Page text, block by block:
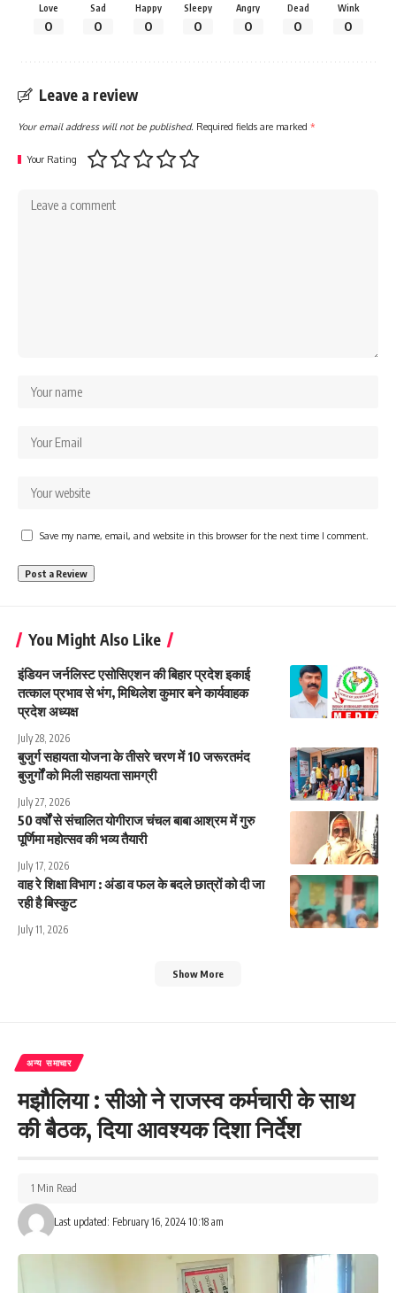
Love
0
Sad
0
Happy
0
Sleepy
0
Angry
0
Dead
0
Wink
0
Leave a review
Your email address will not be published. Required fields are marked *
Your Rating
Save my name, email, and website in this browser for the next time I comment.
You Might Also Like
इंडियन जर्नलिस्ट एसोसिएशन की बिहार प्रदेश इकाई
तत्काल प्रभाव से भंग, मिथिलेश कुमार बने कार्यवाहक
प्रदेश अध्यक्ष
July 28, 2026
बुजुर्ग सहायता योजना के तीसरे चरण में 10 जरूरतमंद
बुजुर्गों को मिली सहायता सामग्री
July 27, 2026
50 वर्षों से संचालित योगीराज चंचल बाबा आश्रम में गुरु
पूर्णिमा महोत्सव की भव्य तैयारी
July 17, 2026
वाह रे शिक्षा विभाग : अंडा व फल के बदले छात्रों को दी जा
रही है बिस्कुट
July 11, 2026
Show More
अन्य समाचार
मझौलिया : सीओ ने राजस्व कर्मचारी के साथ
की बैठक, दिया आवश्यक दिशा निर्देश
Last updated: February 16, 2024 10:18 am
1 Min Read